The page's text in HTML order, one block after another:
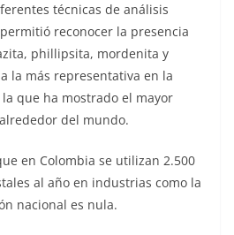
técnicas de análisis
reconocer la presencia
phillipsita, mordenita y
la más representativa en la
que ha mostrado el mayor
del mundo.
en Colombia se utilizan 2.500
al año en industrias como la
nacional es nula.